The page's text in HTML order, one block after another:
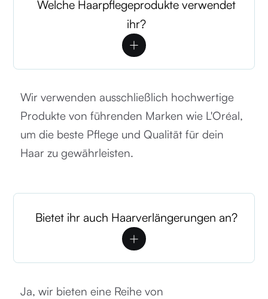
Welche Haarpflegeprodukte verwendet
ihr?
Wir verwenden ausschließlich hochwertige
Produkte von führenden Marken wie L'Oréal,
um die beste Pflege und Qualität für dein
Haar zu gewährleisten.
Bietet ihr auch Haarverlängerungen an?
Ja, wir bieten eine Reihe von